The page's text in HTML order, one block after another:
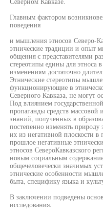
Главным фактором
поведения
и мышления этносов Северо-
этнические традиции и опыт
общения с представителями
стереотипы едины для этноса
изменениям достаточно
Этнические стереотипы
функционирующие в
Северного Кавказа, не могут
Под влиянием
пропаганды средств
знаний, полученных в
постепенно изменять природу
их из негативной плоскости
прошлое негативные
этносов СевероКавказского
новым социальным
общечеловечески значимых
этнические особенности
быта, специфику языка и
В заключении подведены
исследования.